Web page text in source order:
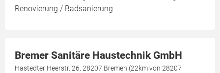
Renovierung / Badsanierung
Bremer Sanitäre Haustechnik GmbH
Hastedter Heerstr. 26, 28207 Bremen (22km von 28207